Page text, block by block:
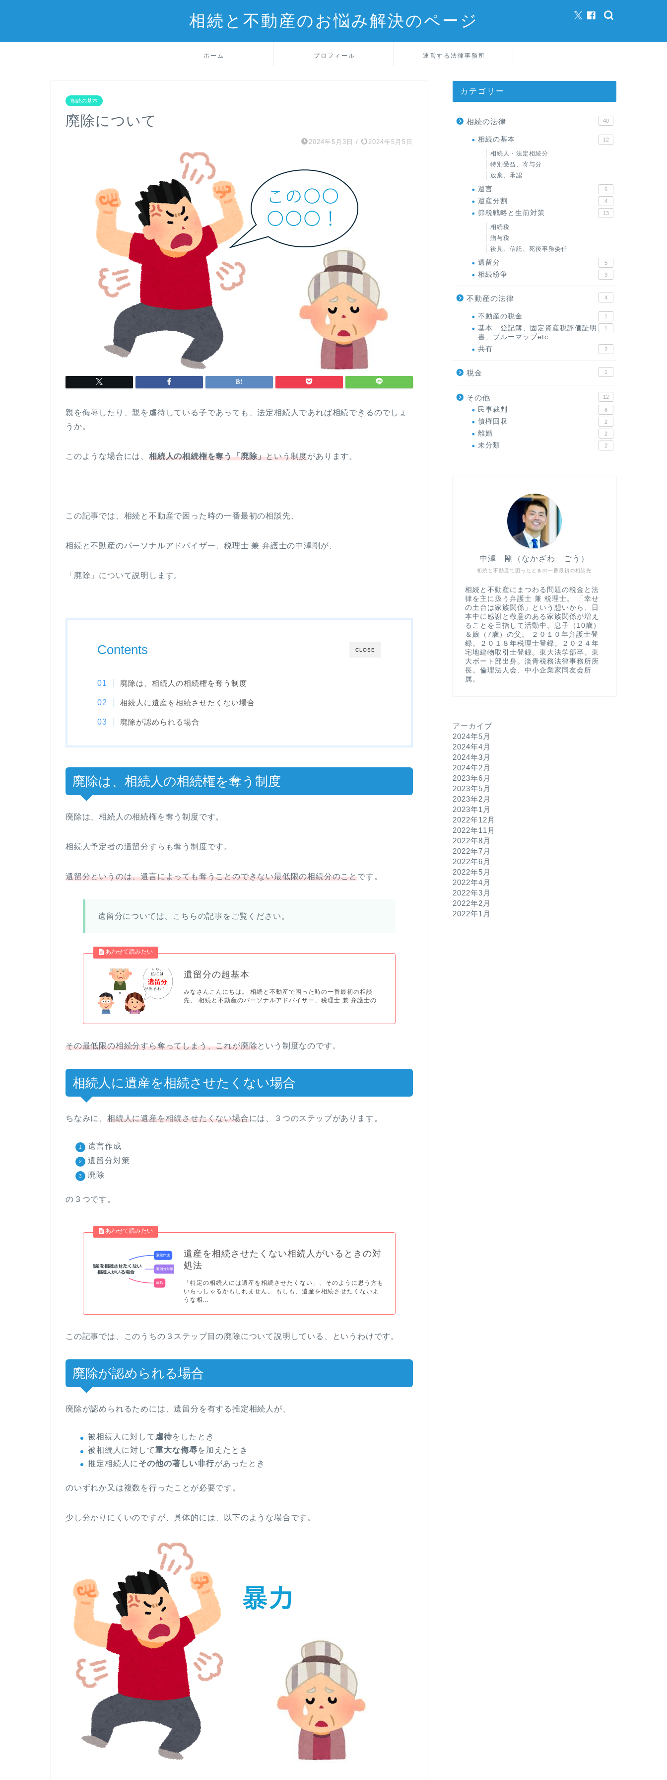
相続と不動産のお悩み解決のページ
ホーム プロフィール 運営する法律事務所
相続の基本
廃除について
2024年5月3日 / 2024年5月5日
親を侮辱したり、親を虐待している子であっても、法定相続人であれば相続できるのでしょ
うか。
このような場合には、 相続人の相続権を奪う「廃除」という制度があります。
この記事では、相続と不動産で困った時の一番最初の相談先、
相続と不動産のパーソナルアドバイザー、税理士 兼 弁護士の中澤剛が、
「廃除」について説明します。
CLOSE
Contents
廃除は、相続人の相続権を奪う制度
相続人に遺産を相続させたくない場合
廃除が認められる場合
廃除は、相続人の相続権を奪う制度
廃除は、相続人の相続権を奪う制度です。
相続人予定者の遺留分すらも奪う制度です。
遺留分というのは、遺言によっても奪うことのできない最低限の相続分のことです。
遺留分については、こちらの記事をご覧ください。
遺留分の超基本
みなさんこんにちは。 相続と不動産で困った時の一番最初の相談
先、 相続と不動産のパーソナルアドバイザー、税理士 兼 弁護士の...
その最低限の相続分すら奪ってしまう、これが廃除という制度なのです。
相続人に遺産を相続させたくない場合
ちなみに、 相続人に遺産を相続させたくない場合には、３つのステップがあります。
遺言作成
遺留分対策
廃除
の３つです。
遺産を相続させたくない相続人がいるときの対
処法
「特定の相続人には遺産を相続させたくない」、そのように思う方も
いらっしゃるかもしれません。 もしも、遺産を相続させたくないよ
うな相...
この記事では、このうちの３ステップ目の廃除について説明している、というわけです。
廃除が認められる場合
廃除が認められるためには、遺留分を有する推定相続人が、
被相続人に対して 虐待をしたとき
被相続人に対して重大な侮辱を加えたとき
推定相続人に その他の著しい非行があったとき
のいずれか又は複数を行ったことが必要です。
少し分かりにくいのですが、具体的には、以下のような場合です。
カテゴリー
相続の法律 40
相続の基本 12
相続人・法定相続分
特別受益、寄与分
放棄、承認
遺言 6
遺産分割 4
節税戦略と生前対策 13
相続税
贈与税
後見、信託、死後事務委任
遺留分 5
相続紛争 3
不動産の法律 4
不動産の税金 1
基本 登記簿、固定資産税評価証明
書、ブルーマップetc
1
共有 2
税金 1
その他 12
民事裁判 6
債権回収 2
離婚 2
未分類 2
相続と不動産で困ったときの一番最初の相談先
中澤 剛（なかざわ ごう）
相続と不動産にまつわる問題の税金と法
律を主に扱う弁護士 兼 税理士。 「幸せ
の土台は家族関係」という想いから、日
本中に感謝と敬意のある家族関係が増え
ることを目指して活動中。息子（10歳）
＆娘（7歳）の父。 ２０１０年弁護士登
録。２０１８年税理士登録。２０２４年
宅地建物取引士登録。東大法学部卒。東
大ボート部出身。淡青税務法律事務所所
長。倫理法人会、中小企業家同友会所
属。
アーカイブ
2024年5月
2024年4月
2024年3月
2024年2月
2023年6月
2023年5月
2023年2月
2023年1月
2022年12月
2022年11月
2022年8月
2022年7月
2022年6月
2022年5月
2022年4月
2022年3月
2022年2月
2022年1月